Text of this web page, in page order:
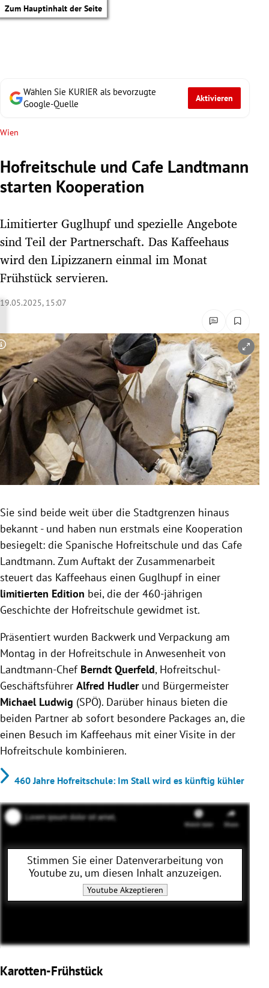
Zum Hauptinhalt der Seite
Untermenü
Untermenü
Untermenü
Untermenü
Untermenü
Untermenü
Untermenü
Untermenü
Untermenü
Untermenü
Wählen Sie KURIER als bevorzugte
Google-Quelle
Aktivieren
Wien
Hofreitschule und Cafe Landtmann
starten Kooperation
Limitierter Guglhupf und spezielle Angebote
sind Teil der Partnerschaft. Das Kaffeehaus
wird den Lipizzanern einmal im Monat
Frühstück servieren.
19.05.2025, 15:07
Copyright-Hinweis öffnen/schließen
Sie sind beide weit über die Stadtgrenzen hinaus
bekannt - und haben nun erstmals eine Kooperation
besiegelt: die Spanische Hofreitschule und das Cafe
Landtmann. Zum Auftakt der Zusammenarbeit
steuert das Kaffeehaus einen Guglhupf in einer
limitierten Edition bei, die der 460-jährigen
Geschichte der Hofreitschule gewidmet ist.
Präsentiert wurden Backwerk und Verpackung am
Montag in der Hofreitschule in Anwesenheit von
Landtmann-Chef Berndt Querfeld, Hofreitschul-
Geschäftsführer Alfred Hudlerund Bürgermeister
Michael Ludwig (SPÖ). Darüber hinaus bieten die
beiden Partner ab sofort besondere Packages an, die
einen Besuch im Kaffeehaus mit einer Visite in der
Hofreitschule kombinieren.
460 Jahre Hofreitschule: Im Stall wird es künftig kühler
Stimmen Sie einer Datenverarbeitung von
Youtubezu, um diesen Inhalt anzuzeigen.
YoutubeAkzeptieren
Karotten-Frühstück